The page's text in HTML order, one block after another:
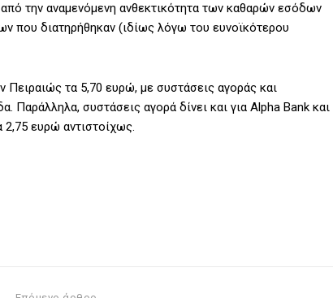
την αναμενόμενη ανθεκτικότητα των καθαρών εσόδων
που διατηρήθηκαν (ιδίως λόγω του ευνοϊκότερου
Πειραιώς τα 5,70 ευρώ, με συστάσεις αγοράς και
Παράλληλα, συστάσεις αγορά δίνει και για Alpha Bank και
2,75 ευρώ αντιστοίχως.